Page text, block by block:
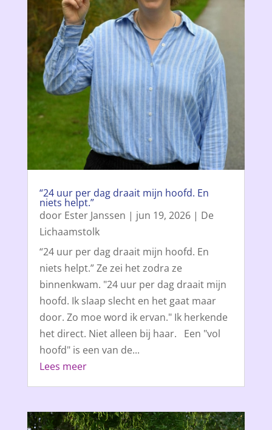
“24 uur per dag draait mijn hoofd. En
niets helpt.”
door Ester Janssen | jun 19, 2026| De
Lichaamstolk
“24 uur per dag draait mijn hoofd. En
niets helpt.” Ze zei het zodra ze
binnenkwam. "24 uur per dag draait mijn
hoofd. Ik slaap slecht en het gaat maar
door. Zo moe word ik ervan." Ik herkende
het direct. Niet alleen bij haar. Een "vol
hoofd" is een van de...
Lees meer